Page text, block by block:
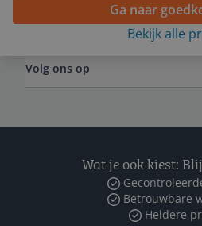
Ga naar
Bekijk alle
Volg ons op
Wat je ook kiest:
Betrouwbare
Heldere